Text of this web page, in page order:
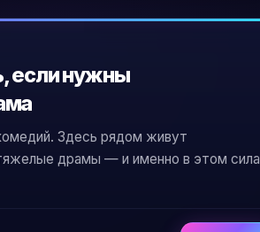
если нужны
Здесь рядом живут
драмы — и именно в этом сила